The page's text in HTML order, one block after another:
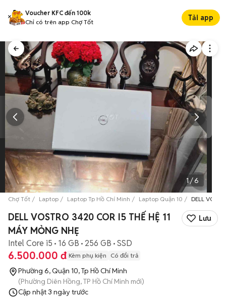
Voucher KFC đến 100k
Chỉ có trên app Chợ Tốt
Tải app
1/6
Chợ Tốt Laptop Laptop Tp Hồ Chí Minh Laptop Quận 10 DELL
DELL VOSTRO 3420 COR I5 THẾ HỆ 11
MÁY MỎNG NHẸ
Lưu
Intel Core i5 16 GB 256 GB SSD
6.500.000 đ Kèm phụ kiện Có đổi trả
Phường 6, Quận 10, Tp Hồ Chí Minh
(Phường Diên Hồng, TP Hồ Chí Minh mới)
Cập nhật3 ngày trước